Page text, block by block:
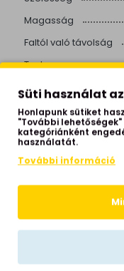
Magasság
Faltól való távolság
Test anyaga
Test színe
Fényforrás foglalata
Teljesítmény
Fényforrást tartalmaz
Helyiség
Beépített kapcsolós
Süti használat
Honlapunk sütiket
"További
kategóriánként
használatát.
További információ